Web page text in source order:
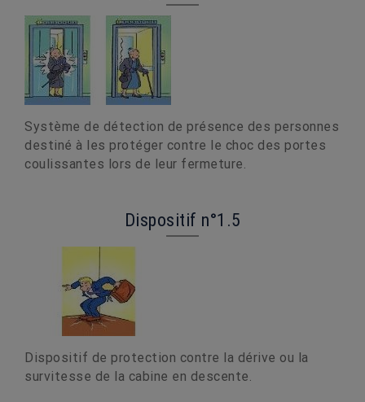
Système de détection de présence des personnes
destiné à les protéger contre le choc des portes
coulissantes lors de leur fermeture.
Dispositif n°1.5
Dispositif de protection contre la dérive ou la
survitesse de la cabine en descente.